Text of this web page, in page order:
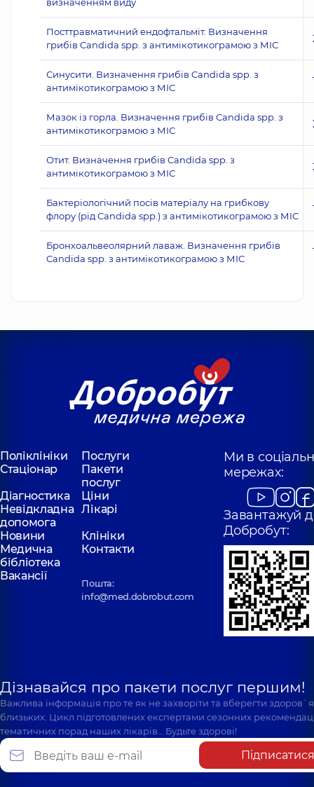
Посттравматичний ендофтальміт. Визначення
грибів Candida spp. з антимікотикограмою з МІС
Синусити. Визначення грибів Candida spp. з
антимікотикограмою з МІС
Мазок із горла. Визначення грибів Candida spp. з
антимікотикограмою з МІС
Отит. Визначення грибів Candida spp. з
антимікотикограмою з МІС
Бактеріологічний посів матеріалу на грибкову
флору (рід Candida spp.) з антимікотикограмою з МІС
Бронхоальвеолярний лаваж. Визначення грибів
Candida spp. з антимікотикограмою з МІС
Поліклініки
Послуги
Стаціонар
Пакети
послуг
Діагностика
Ціни
Невідкладна
допомога
Лікарі
Новини
Клініки
Медична
бібліотека
Контакти
Вакансії
Пошта:
info@med.dobrobut.com
Ми в
мережах:
Завантажуй
Добробут:
Дізнавайся про пакети послуг першим!
Важлива інформація про те як не захворіти та вберегти
близьких. Цикл підготовлених експертами сезонних
тематичних порад наших лікарів… Будьте здорові!
Підписатися